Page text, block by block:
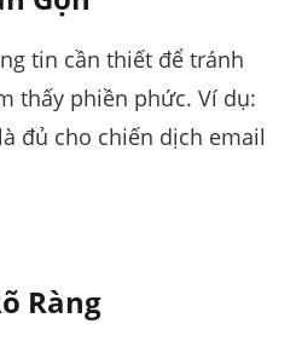
tin cần thiết để tránh
thấy phiền phức. Ví dụ:
là đủ cho chiến dịch email
Ràng